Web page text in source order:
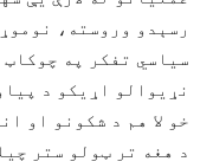
رسېدو وروسته،
سیاسي تفکر په
نړیوالو اړیکو د
خو لا هم د شکونو او
د هغه تر ټولو ستر